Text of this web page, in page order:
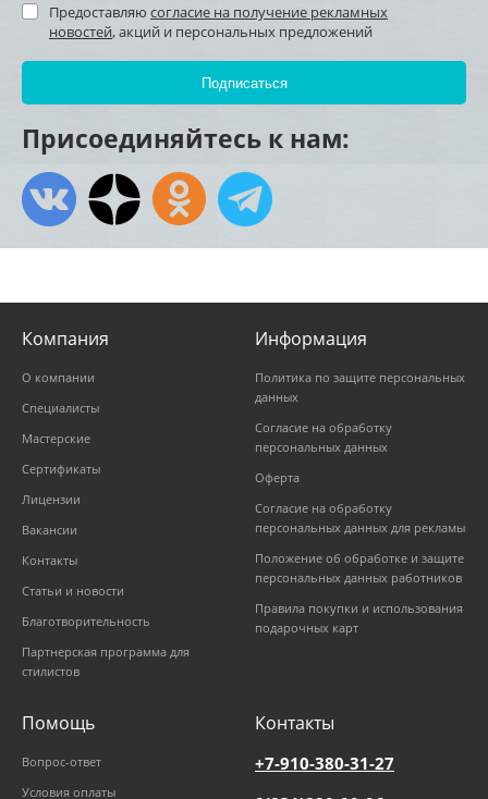
Предоставляю согласие на получение рекламных
новостей, акций и персональных предложений
Присоединяйтесь к нам:
Компания
О компании
Специалисты
Мастерские
Сертификаты
Лицензии
Вакансии
Контакты
Статьи и новости
Благотворительность
Партнерская программа для
стилистов
Информация
Политика по защите персональных
данных
Согласие на обработку
персональных данных
Оферта
Согласие на обработку
персональных данных для рекламы
Положение об обработке и защите
персональных данных работников
Правила покупки и использования
подарочных карт
Помощь
Вопрос-ответ
Условия оплаты
Контакты
+7-910-380-31-27